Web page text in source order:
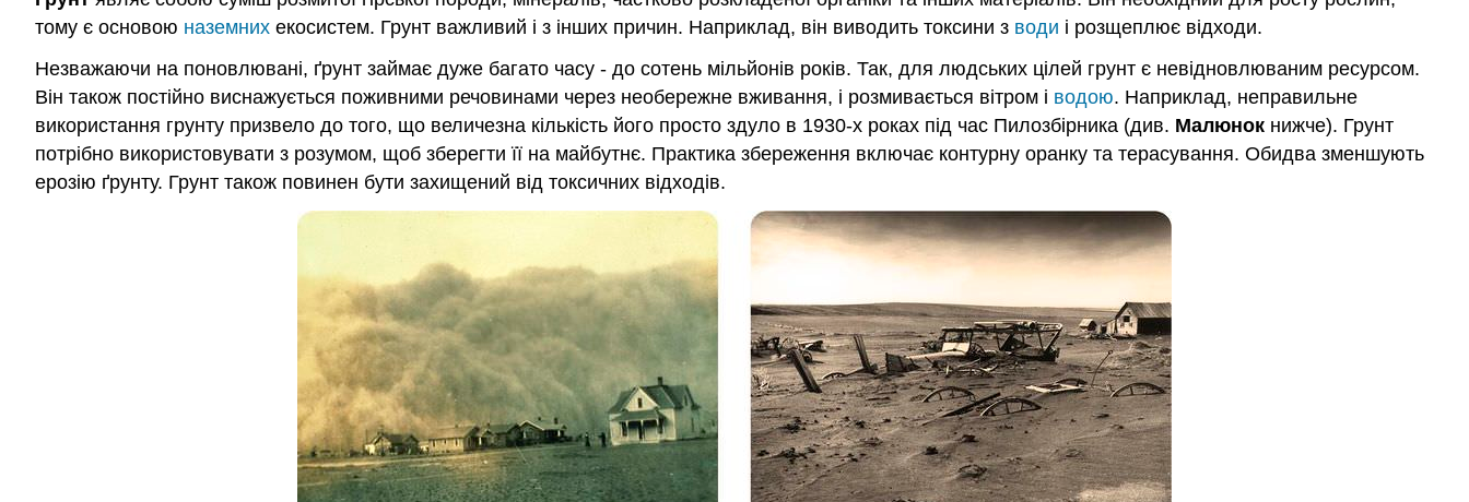
тому є основою наземних екосистем. Грунт важливий і з інших причин. Наприклад, він виводить токсини з води і розщеплює відходи.
Незважаючи на поновлювані, ґрунт займає дуже багато часу - до сотень мільйонів років. Так, для людських цілей грунт є невідновлюваним ресурсом.
Він також постійно виснажується поживними речовинами через необережне вживання, і розмивається вітром і водою. Наприклад, неправильне
використання грунту призвело до того, що величезна кількість його просто здуло в 1930-х роках під час Пилозбірника (див. Малюнок нижче). Грунт
потрібно використовувати з розумом, щоб зберегти її на майбутнє. Практика збереження включає контурну оранку та терасування. Обидва зменшують
ерозію ґрунту. Грунт також повинен бути захищений від токсичних відходів.